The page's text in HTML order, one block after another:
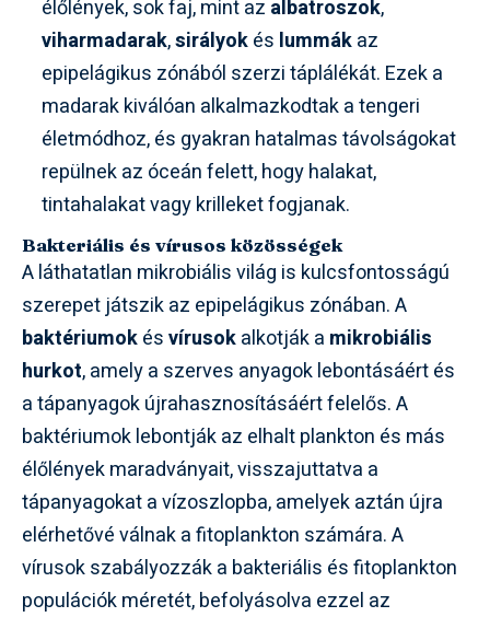
élőlények, sok faj, mint az albatroszok,
viharmadarak,sirályokés lummákaz
epipelágikus zónából szerzi táplálékát. Ezek a
madarak kiválóan alkalmazkodtak a tengeri
életmódhoz, és gyakran hatalmas távolságokat
repülnek az óceán felett, hogy halakat,
tintahalakat vagy krilleket fogjanak.
Bakteriális és vírusos közösségek
A láthatatlan mikrobiális világ is kulcsfontosságú
szerepet játszik az epipelágikus zónában. A
baktériumokésvírusokalkotják a mikrobiális
hurkot, amely a szerves anyagok lebontásáért és
a tápanyagok újrahasznosításáért felelős. A
baktériumok lebontják az elhalt plankton és más
élőlények maradványait, visszajuttatva a
tápanyagokat a vízoszlopba, amelyek aztán újra
elérhetővé válnak a fitoplankton számára. A
vírusok szabályozzák a bakteriális és fitoplankton
populációk méretét, befolyásolva ezzel az